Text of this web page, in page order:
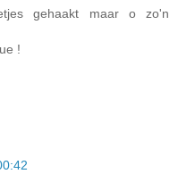
gehaakt maar o zo'n
!